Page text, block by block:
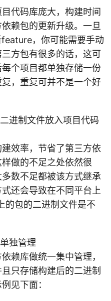
代码库庞大，构建时间
赖包的更新升级。一旦
，你可能需要手动
方包有很多的话，这可
个项目都单独存储一份
，重复可并不是一个好
进制文件放入项目代码
效率，节省了第三方依
做的不足之处依然很
数不足都被该方式继承
还会导致在不同平台上
的包的二进制文件是不
独管理
赖库做统一集中管理，
只存储构建后的二进制
见下面：